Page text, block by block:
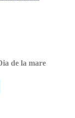
de la mare